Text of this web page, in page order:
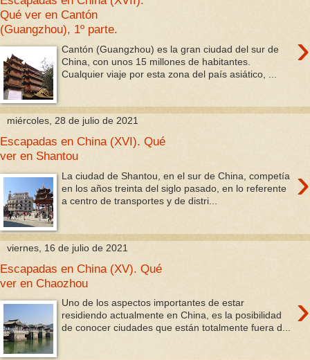
Qué ver en Cantón
(Guangzhou), 1º parte.
›
Cantón (Guangzhou) es la gran ciudad del sur de
China, con unos 15 millones de habitantes.
Cualquier viaje por esta zona del país asiático, ...
miércoles, 28 de julio de 2021
Escapadas en China (XVI). Qué
ver en Shantou
›
La ciudad de Shantou, en el sur de China, competía
en los años treinta del siglo pasado, en lo referente
a centro de transportes y de distri...
viernes, 16 de julio de 2021
Escapadas en China (XV). Qué
ver en Chaozhou
›
Uno de los aspectos importantes de estar
residiendo actualmente en China, es la posibilidad
de conocer ciudades que están totalmente fuera d...